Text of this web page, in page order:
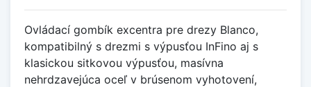
Ovládací gombík excentra pre drezy Blanco,
kompatibilný s drezmi s výpusťou InFino aj s
klasickou sitkovou výpusťou, masívna
nehrdzavejúca oceľ v brúsenom vyhotovení,